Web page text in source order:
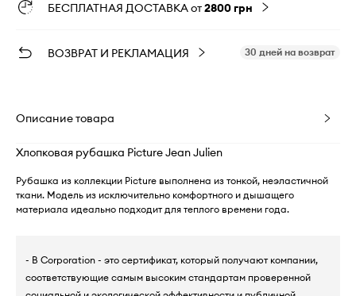
БЕСПЛАТНАЯ ДОСТАВКА от2800 грн
ВОЗВРАТ И РЕКЛАМАЦИЯ 30 дней на возврат
Описание товара
Хлопковая рубашка Picture Jean Julien
Рубашка из коллекции Picture выполнена из тонкой, неэластичной
ткани. Модель из исключительно комфортного и дышащего
материала идеально подходит для теплого времени года.
- B Corporation - это сертификат, который получают компании,
соответствующие самым высоким стандартам проверенной